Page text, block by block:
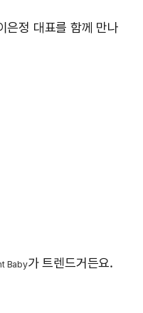
은정 대표를 함께 만나
Baby가 트렌드거든요.